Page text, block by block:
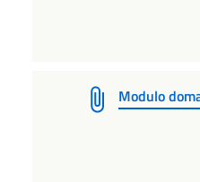
Modulo